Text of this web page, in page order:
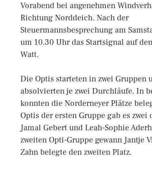
Vorabend bei angenehmen
Richtung Norddeich. Nach der
Steuermannsbesprechung am
um 10.30 Uhr das Startsignal auf
Watt.
Die Optis starteten in zwei Gruppen
absolvierten je zwei Durchläufe. In
konnten die Norderneyer Plätze
Optis der ersten Gruppe gab es zwei
Jamal Gebert und Leah-Sophie
zweiten Opti-Gruppe gewann Jantje
Zahn belegte den zweiten Platz.